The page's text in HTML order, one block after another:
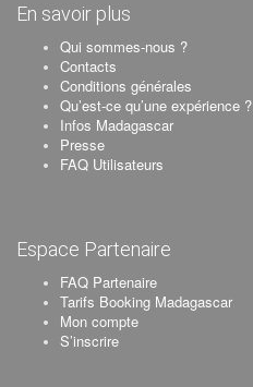
En savoir plus
Qui sommes-nous ?
Contacts
Conditions générales
Qu’est-ce qu’une expérience ?
Infos Madagascar
Presse
FAQ Utilisateurs
Espace Partenaire
FAQ Partenaire
Tarifs Booking Madagascar
Mon compte
S’inscrire